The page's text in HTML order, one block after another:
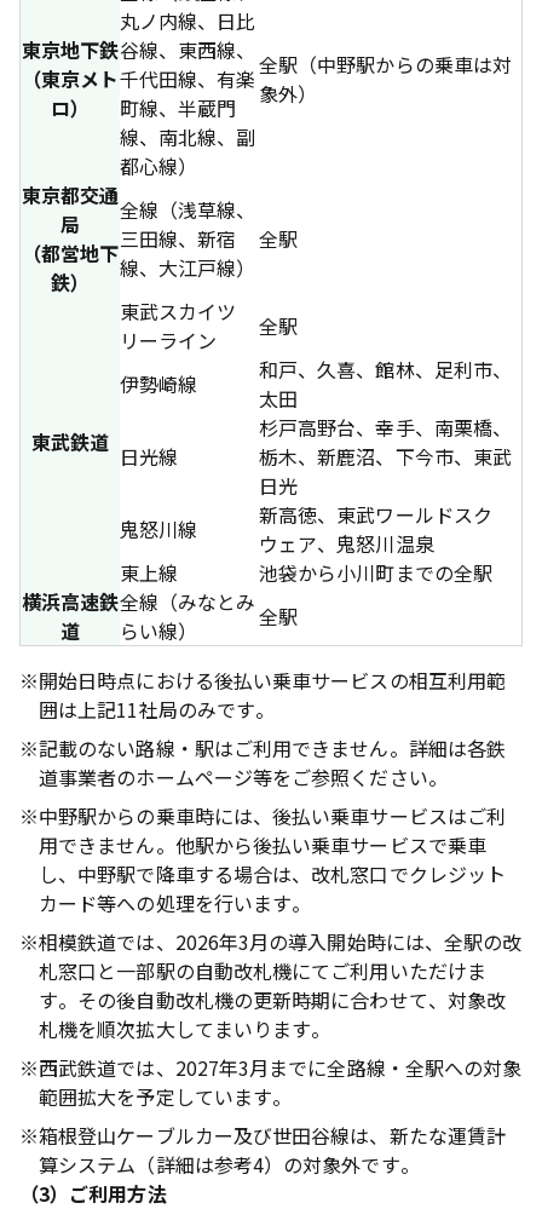
東京地下鉄
（東京メト
ロ）
丸ノ内線、日比
谷線、東西線、
千代田線、有楽
町線、半蔵門
線、南北線、副
都心線）
全駅（中野駅からの乗車は対
象外）
東京都交通
局
（都営地下
鉄）
全線（浅草線、
三田線、新宿
線、大江戸線）
全駅
東武鉄道
東武スカイツ
リーライン
全駅
伊勢崎線
和戸、久喜、館林、足利市、
太田
日光線
杉戸高野台、幸手、南栗橋、
栃木、新鹿沼、下今市、東武
日光
鬼怒川線
新高徳、東武ワールドスク
ウェア、鬼怒川温泉
東上線
池袋から小川町までの全駅
横浜高速鉄
道
全線（みなとみ
らい線）
全駅
※開始日時点における後払い乗車サービスの相互利用範
囲は上記11社局のみです。
※記載のない路線・駅はご利用できません。詳細は各鉄
道事業者のホームページ等をご参照ください。
※中野駅からの乗車時には、後払い乗車サービスはご利
用できません。他駅から後払い乗車サービスで乗車
し、中野駅で降車する場合は、改札窓口でクレジット
カード等への処理を行います。
※相模鉄道では、2026年3月の導入開始時には、全駅の改
札窓口と一部駅の自動改札機にてご利用いただけま
す。その後自動改札機の更新時期に合わせて、対象改
札機を順次拡大してまいります。
※西武鉄道では、2027年3月までに全路線・全駅への対象
範囲拡大を予定しています。
※箱根登山ケーブルカー及び世田谷線は、新たな運賃計
算システム（詳細は参考4）の対象外です。
（3）ご利用方法